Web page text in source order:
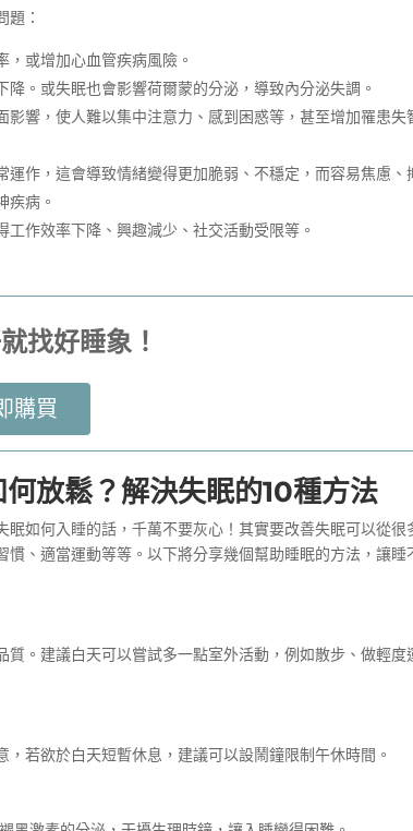
題：
，或增加心血管疾病風險。
降。或失眠也會影響荷爾蒙的分泌，導致內分泌失調。
影響，使人難以集中注意力、感到困惑等，甚至增加罹患失
運作，這會導致情緒變得更加脆弱、不穩定，而容易焦慮、
疾病。
作效率下降、興趣減少、社交活動受限等。
找好睡象！
購買
何放鬆？解決失眠的10種方法
眠如何入睡的話，千萬不要灰心！其實要改善失眠可以從很
、適當運動等等。以下將分享幾個幫助睡眠的方法 ，讓睡
。建議白天可以嘗試多一點室外活動，例如散步、做輕度
若欲於白天短暫休息，建議可以設鬧鐘限制午休時間。